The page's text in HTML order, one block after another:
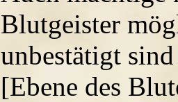
Blutgeister
unbestätigt
[Ebene des